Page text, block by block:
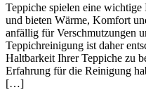
Teppiche spielen eine
und bieten Wärme, Komfort
anfällig für Verschmutzungen
Teppichreinigung ist daher
Haltbarkeit Ihrer Teppiche zu
Erfahrung für die Reinigung
[…]